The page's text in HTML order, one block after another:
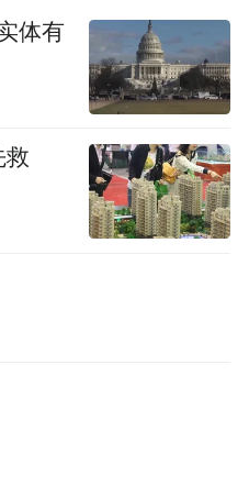
技有限公司副总经
进行介绍，传达了
领域民族品牌的决
体有
救